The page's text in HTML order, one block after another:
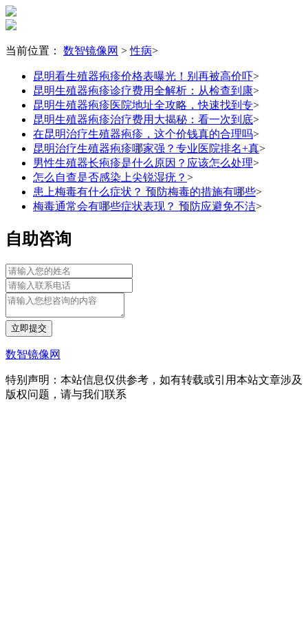
当前位置： 数智镜像网 >性病>
昆明看生殖器疱疹价格表曝光！别再被高价吓>
昆明生殖器疱疹诊疗费用全解析：从检查到康>
昆明生殖器疱疹医院地址全攻略，快速找到专>
昆明生殖器疱疹治疗费用大揭秘：看一次到底>
在昆明治疗生殖器疱疹，这个价钱真的合理吗>
昆明治疗生殖器疱疹哪家强？专业医院排名+真>
男性生殖器长疱疹是什么原因？应该怎么处理>
怎么自查是否感染上尖锐湿疣？ >
患上梅毒有什么症状？ 预防梅毒的措施有哪些>
梅毒通常会有哪些症状表现？ 预防应避免不洁>
自助咨询
立即提交
数智镜像网
特别声明：本站信息仅供参考，如有转载或引用本站文章涉及
版权问题，请与我们联系